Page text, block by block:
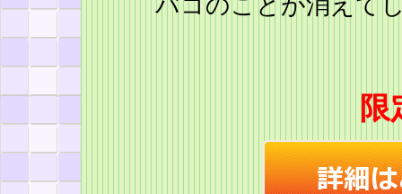
限